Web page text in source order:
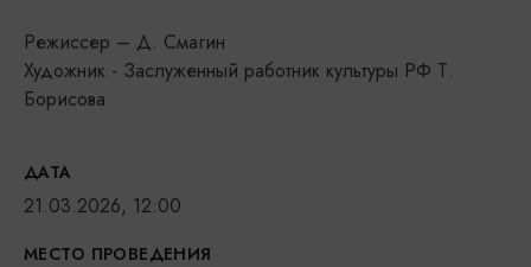
Режиссер – Д. Смагин
Художник - Заслуженный работник культуры РФ Т.
Борисова
ДАТА
21.03.2026, 12:00
МЕСТО ПРОВЕДЕНИЯ